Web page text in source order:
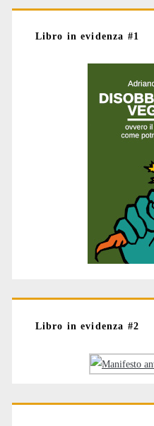
Libro in evidenza #1
Libro in evidenza #2